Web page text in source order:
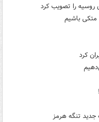
روسیه را تصویب کرد
متکی باشیم
کرد
جدید تنگه هرمز